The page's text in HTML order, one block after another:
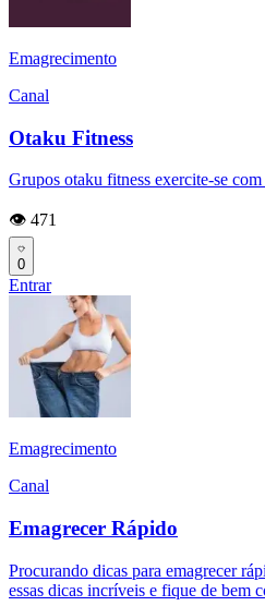
Emagrecimento
Canal
Otaku Fitness
Grupos otaku fitness exercite-se
👁️ 471
0
Entrar
Emagrecimento
Canal
Emagrecer Rápido
Procurando dicas para emagrecer
essas dicas incríveis e fique de bem